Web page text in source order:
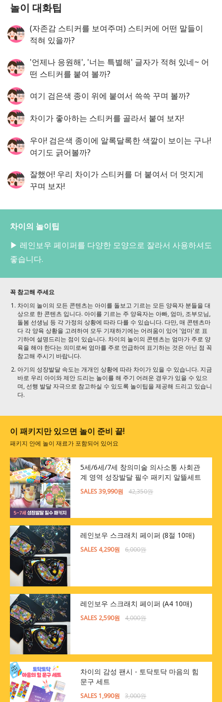
놀이 대화팁
(자존감 스티커를 보여주며) 스티커에 어떤 말들이
적혀 있을까?
'언제나 응원해', '너는 특별해' 글자가 적혀 있네~ 어
떤 스티커를 붙여 볼까?
여기 검은색 종이 위에 붙여서 쓱쓱 꾸며 볼까?
차이가 좋아하는 스티커를 골라서 붙여 보자!
우아! 검은색 종이에 알록달록한 색깔이 보이는 구나!
여기도 긁어볼까?
잘했어! 우리 차이가 스티커를 더 붙여서 더 멋지게
꾸며 보자!
차이의 놀이팁
▶ 레인보우 페이퍼를 다양한 모양으로 잘라서 사용하셔도
좋습니다.
꼭 참고해 주세요
차이의 놀이의 모든 콘텐츠는 아이를 돌보고 기르는 모든 양육자 분들을 대
상으로 한 콘텐츠 입니다. 아이를 기르는 주 양육자는 아빠, 엄마, 조부모님,
돌봄 선생님 등 각 가정의 상황에 따라 다를 수 있습니다. 다만, 매 콘텐츠마
다 각 양육 상황을 고려하여 모두 기재하기에는 어려움이 있어 '엄마'로 표
기하여 설명드리는 점이 있습니다. 차이의 놀이의 콘텐츠는 엄마가 주로 양
육을 해야 한다는 의미로써 엄마를 주로 언급하여 표기하는 것은 아닌 점 꼭
참고해 주시기 바랍니다.
아기의 성장발달 속도는 개개인 상황에 따라 차이가 있을 수 있습니다. 지금
바로 우리 아이와 제안 드리는 놀이를 해 주기 어려운 경우가 있을 수 있으
며, 선행 발달 자극으로 참고하실 수 있도록 놀이팁을 제공해 드리고 있습니
다.
이 패키지만 있으면 놀이 준비 끝!
패키지 안에 놀이 재료가 포함되어 있어요
5세/6세/7세 창의미술 의사소통 사회관
계 영역 성장발달 필수 패키지 알뜰세트
SALES 39,990원 42,350원
레인보우 스크래치 페이퍼 (8절 10매)
SALES 4,290원 6,000원
레인보우 스크래치 페이퍼 (A4 10매)
SALES 2,590원 4,000원
차이의 감성 팬시 - 토닥토닥 마음의 힘
문구 세트
SALES 1,990원 3,000원